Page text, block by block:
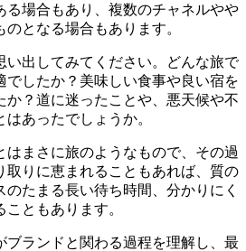
る場合もあり、複数のチャネルやや
となる場合もあります。
い出してみてください。どんな旅で
でしたか？美味しい食事や良い宿を
か？道に迷ったことや、悪天候や不
あったでしょうか。
はまさに旅のようなもので、その過
取りに恵まれることもあれば、質の
たまる長い待ち時間、分かりにく
ともあります。
ブランドと関わる過程を理解し、最